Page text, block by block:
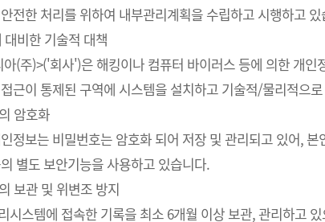
전한 처리를 위하여 내부관리계획을 수립하고 시행하고
대비한 기술적 대책
(주)>('회사')은 해킹이나 컴퓨터 바이러스 등에 의한 개
근이 통제된 구역에 시스템을 설치하고 기술적/물리적으
암호화
정보는 비밀번호는 암호화 되어 저장 및 관리되고 있어,
별도 보안기능을 사용하고 있습니다.
보관 및 위변조 방지
시스템에 접속한 기록을 최소 6개월 이상 보관, 관리하고